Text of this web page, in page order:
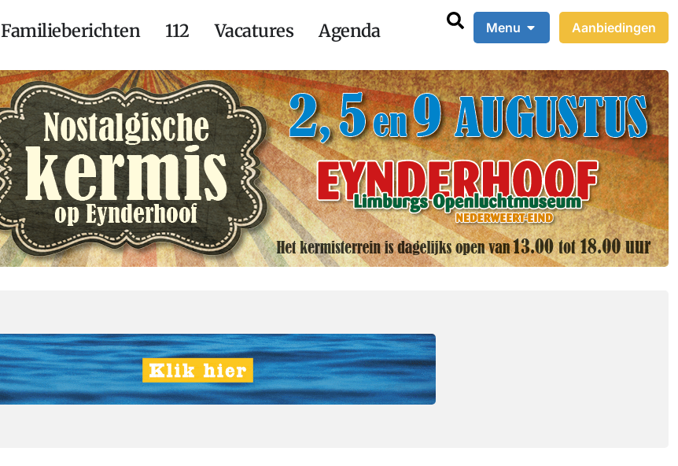
Familieberichten 112 Vacatures Agenda Menu Aanbiedingen